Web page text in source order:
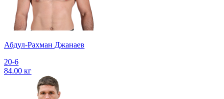
Абдул-Рахман Джанаев
20-6
84.00 кг